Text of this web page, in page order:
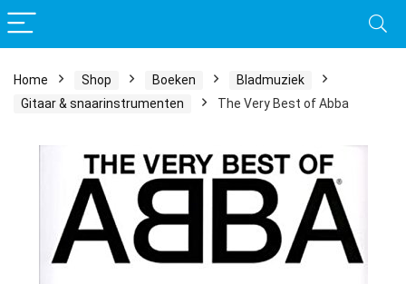
Home Shop Boeken
Bladmuziek
Gitaar & snaarinstrumenten
The Very Best of Abba